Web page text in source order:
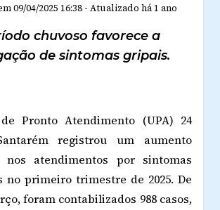
09/04/2025 16:38- Atualizado há 1 ano
chuvoso favorece a
de sintomas gripais.
Pronto Atendimento (UPA) 24
registrou um aumento
nos atendimentos por sintomas
no primeiro trimestre de 2025. De
foram contabilizados 988 casos,